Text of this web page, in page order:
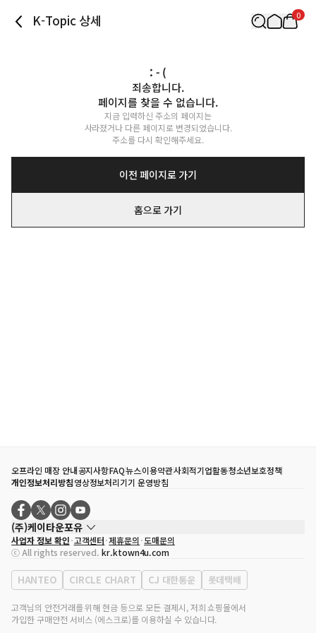
K-Topic 상세 0
: - (
죄송합니다.
페이지를 찾을 수 없습니다.
지금 입력하신 주소의 페이지는
사라졌거나 다른 페이지로 변경되었습니다.
주소를 다시 확인해주세요.
이전 페이지로 가기
홈으로 가기
오프라인 매장 안내공지사항FAQ뉴스이용약관사회적기업활동청소년보호정책
개인정보처리방침영상정보처리기기 운영방침
(주)케이타운포유
대표자
송효민
사업자등록번호
120-87-71116
통신판매업 신고번호 제2011-서울강남-02223
대표전화
02-552-9855
사업자 정보 확인 고객센터 제휴문의 도매문의
ⓒ All rights reserved. kr.ktown4u.com
HANTEO CIRCLE CHART CJ 대한통운 롯데택배
고객님의 안전거래를 위해 현금 등으로 모든 결제시, 저희 쇼핑몰에서
가입한 구매안전 서비스 (에스크로)를 이용하실 수 있습니다.